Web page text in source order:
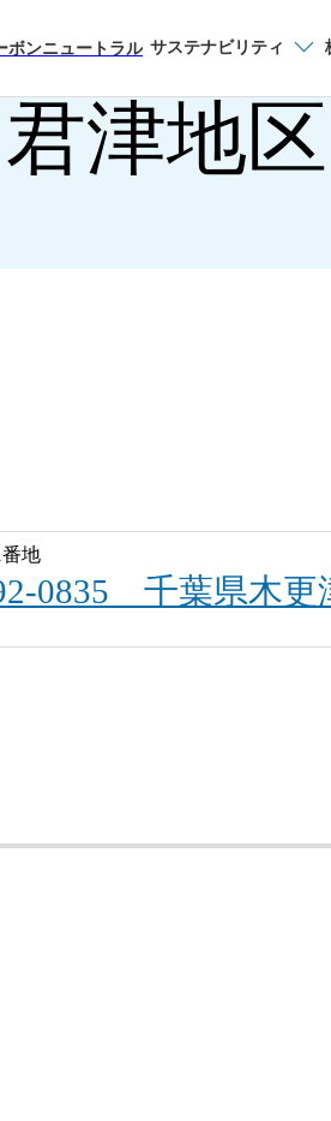
ボンニュートラル サステナビリティ
サイト内検索
津地区
地
0835 千葉県木更